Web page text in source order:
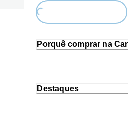
Porquê comprar na
Destaques